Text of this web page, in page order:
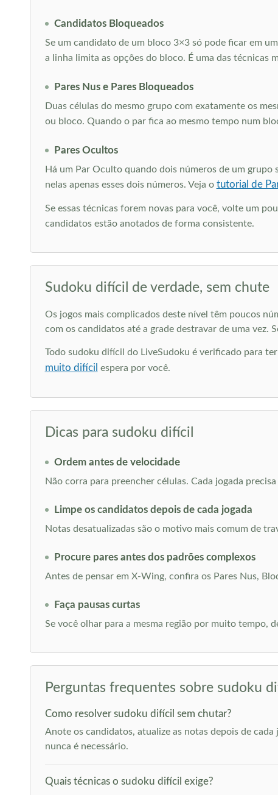
Candidatos Bloqueados
Se um candidato de um bloco 3×3 só pode ficar em
a linha limita as opções do bloco. É uma das
Pares Nus e Pares Bloqueados
Duas células do mesmo grupo com exatamente os
ou bloco. Quando o par fica ao mesmo tempo num
Pares Ocultos
Há um Par Oculto quando dois números de um grupo
nelas apenas esses dois números. Veja o tutorial de
Se essas técnicas forem novas para você, volte um
candidatos estão anotados de forma consistente.
Sudoku difícil de verdade, sem chute
Os jogos mais complicados deste nível têm poucos
com os candidatos até a grade destravar de uma vez.
Todo sudoku difícil do LiveSudoku é verificado para
muito difícil espera por você.
Dicas para sudoku difícil
Ordem antes de velocidade
Não corra para preencher células. Cada jogada
Limpe os candidatos depois de cada jogada
Notas desatualizadas são o motivo mais comum de
Procure pares antes dos padrões complexos
Antes de pensar em X-Wing, confira os Pares Nus,
Faça pausas curtas
Se você olhar para a mesma região por muito tempo,
Perguntas frequentes sobre sudoku
Como resolver sudoku difícil sem chutar?
Anote os candidatos, atualize as notas depois de
nunca é necessário.
Quais técnicas o sudoku difícil exige?